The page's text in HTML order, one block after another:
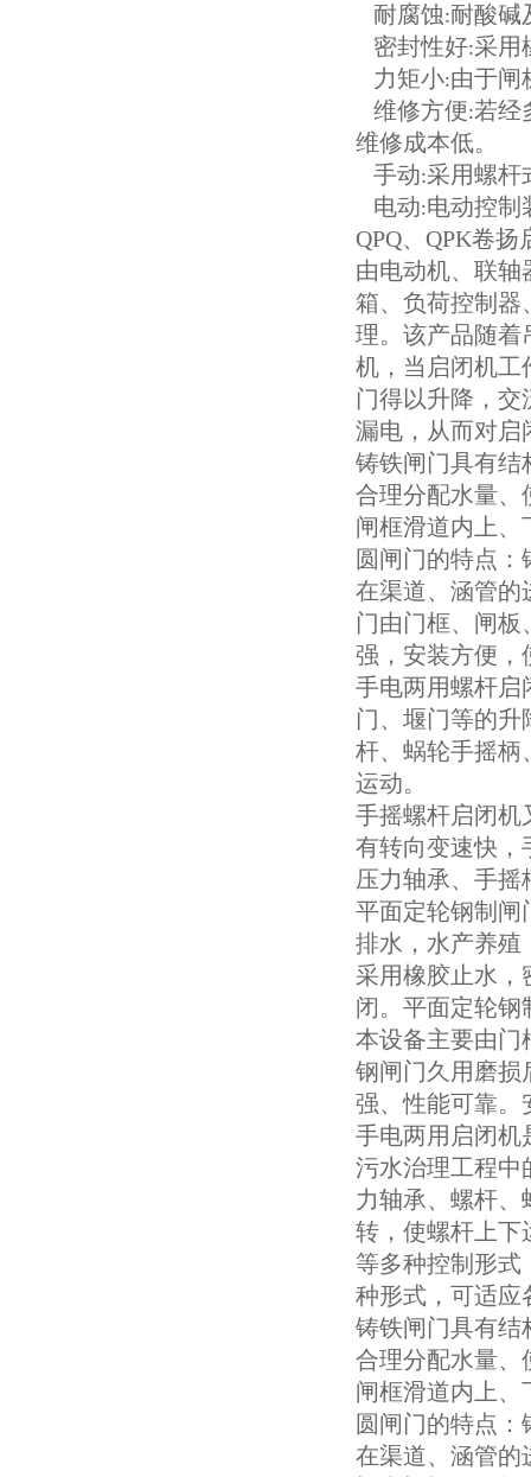
耐腐蚀:耐酸碱
密封性好:采用
力矩小:由于闸
维修方便:若经
维修成本低。
手动:采用螺杆
电动:电动控制
QPQ、QPK卷
由电动机、联轴
箱、负荷控制器
理。该产品随着
机，当启闭机工
门得以升降，
漏电，从而对启
铸铁闸门具有结
合理分配水量、
闸框滑道内上、
圆闸门的特点
在渠道、涵管的
门由门框、闸
强，安装方便，
手电两用螺杆启
门、堰门等的
杆、蜗轮手摇柄
运动。
手摇螺杆启闭机
有转向变速快，
压力轴承、手摇
平面定轮钢制闸
排水，水产养殖
采用橡胶止水，
闭。平面定轮钢
本设备主要由门
钢闸门久用磨损
强、性能可靠。
手电两用启闭机
污水治理工程中
力轴承、螺杆、
转，使螺杆上下
等多种控制形式
种形式，可适应
铸铁闸门具有结
合理分配水量、
闸框滑道内上、
圆闸门的特点
在渠道、涵管的